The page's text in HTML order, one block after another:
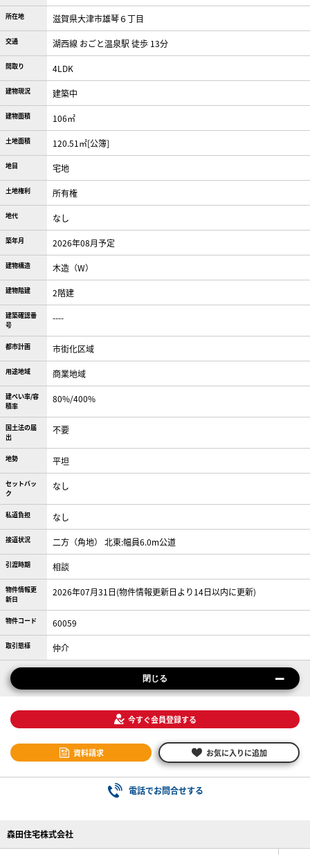
所在地 滋賀県大津市雄琴６丁目
交通 湖西線 おごと温泉駅 徒歩 13分
間取り 4LDK
建物現況 建築中
建物面積 106㎡
土地面積 120.51㎡[公簿]
地目 宅地
土地権利 所有権
地代 なし
築年月 2026年08月予定
建物構造 木造（W）
建物階建 2階建
建築確認番
号
----
都市計画 市街化区域
用途地域 商業地域
建ぺい率/容
積率
80%/400%
国土法の届
出
不要
地勢 平坦
セットバッ
ク
なし
私道負担 なし
接道状況 二方（角地） 北東:幅員6.0m公道
引渡時期 相談
物件情報更
新日
2026年07月31日(物件情報更新日より14日以内に更新)
物件コード 60059
取引態様 仲介
閉じる
今すぐ会員登録する
資料請求 お気に入りに追加
電話でお問合せする
森田住宅株式会社